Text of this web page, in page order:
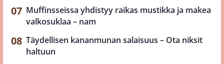
Muffinsseissa yhdistyy raikas mustikka ja makea
valkosuklaa – nam
Täydellisen kananmunan salaisuus – Ota niksit
haltuun